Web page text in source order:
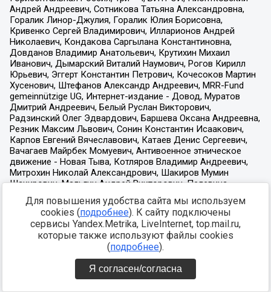
Для повышения удобства сайта мы используем
cookies (подробнее). К сайту подключены
сервисы Yandex.Metrika, LiveInternet, top.mail.ru,
которые также используют файлы cookies
(подробнее).
Я согласен/согласна